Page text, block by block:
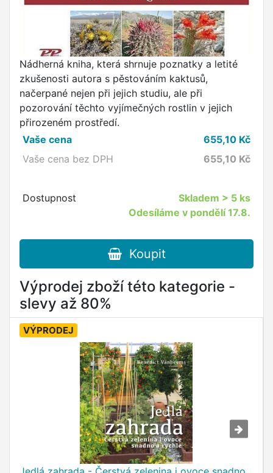
Nádherná kniha, která shrnuje poznatky a letité
zkušenosti autora s pěstováním kaktusů,
načerpané nejen při jejich studiu, ale při
pozorování těchto vyjímečných rostlin v jejich
přirozeném prostředí.
Vaše cena
655,10 Kč
Vaše cena bez DPH
655,10 Kč
Dostupnost Skladem > 5 ks
Odesíláme v pondělí 17.8.
Koupit
Výprodej zboží této kategorie -
slevy až 80%
VÝPRODEJ